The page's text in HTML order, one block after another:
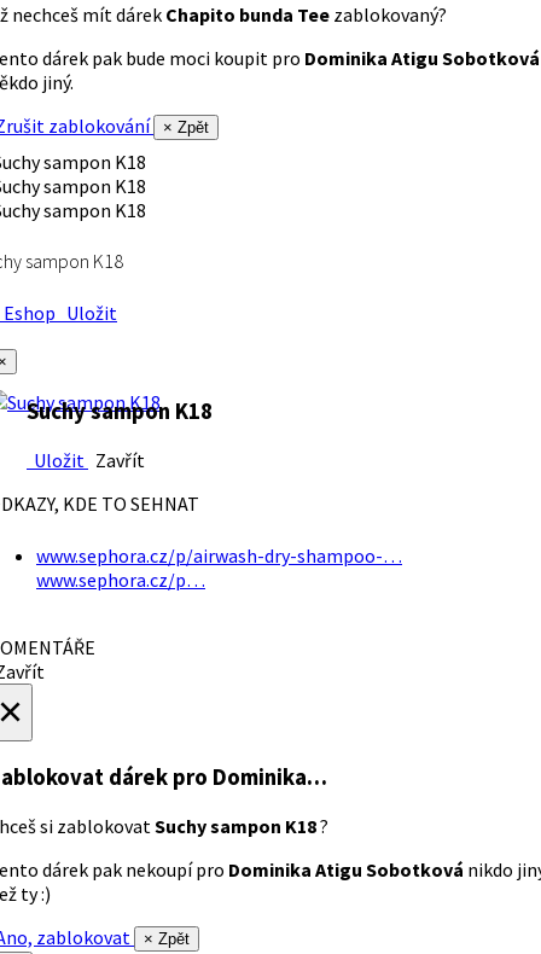
nechceš mít dárek Chapito bunda Tee zablokovaný?
dárek pak bude moci koupit pro Dominika Atigu Sobotková
jiný.
zablokování
× Zpět
sampon K18
Uložit
Suchy sampon K18
Uložit Zavřít
KDE TO SEHNAT
www.sephora.cz/p/airwash-dry-shampoo-…
www.sephora.cz/p…
dárek pro Dominika…
si zablokovatSuchy sampon K18?
dárek pak nekoupí pro Dominika Atigu Sobotková nikdo
ty :)
zablokovat
× Zpět